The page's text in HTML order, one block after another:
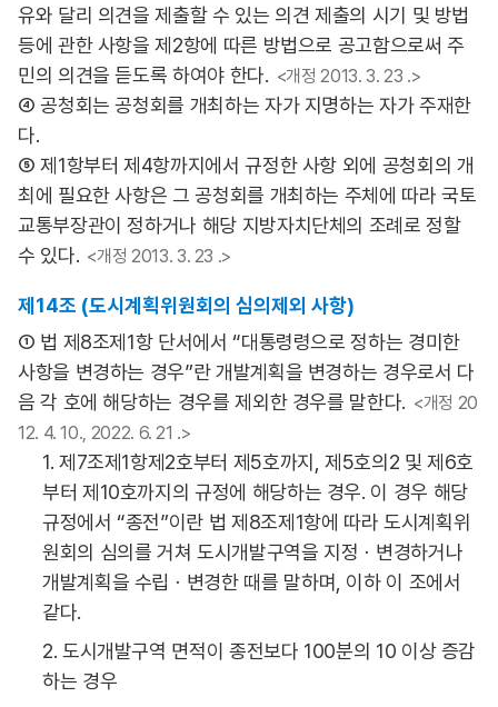
유와 달리 의견을 제출할 수 있는 의견 제출의 시기 및 방법
등에 관한 사항을 제2항에 따른 방법으로 공고함으로써 주
민의 의견을 듣도록 하여야 한다. <개정 2013. 3. 23 .>
④ 공청회는 공청회를 개최하는 자가 지명하는 자가 주재한
다.
⑤ 제1항부터 제4항까지에서 규정한 사항 외에 공청회의 개
최에 필요한 사항은 그 공청회를 개최하는 주체에 따라 국토
교통부장관이 정하거나 해당 지방자치단체의 조례로 정할
수 있다. <개정 2013. 3. 23 .>
제14조 (도시계획위원회의 심의제외 사항)
① 법 제8조제1항 단서에서 “대통령령으로 정하는 경미한
사항을 변경하는 경우”란 개발계획을 변경하는 경우로서 다
음 각 호에 해당하는 경우를 제외한 경우를 말한다. <개정 20
12. 4. 10., 2022. 6. 21 .>
1. 제7조제1항제2호부터 제5호까지, 제5호의2 및 제6호
부터 제10호까지의 규정에 해당하는 경우. 이 경우 해당
규정에서 “종전”이란 법 제8조제1항에 따라 도시계획위
원회의 심의를 거쳐 도시개발구역을 지정ㆍ변경하거나
개발계획을 수립ㆍ변경한 때를 말하며, 이하 이 조에서
같다.
2. 도시개발구역 면적이 종전보다 100분의 10 이상 증감
하는 경우